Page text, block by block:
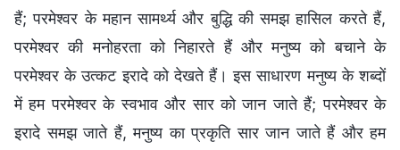
हैं; परमेश्वर के महान सामर्थ्य और बुद्धि की समझ हासिल करते हैं,
परमेश्वर की मनोहरता को निहारते हैं और मनुष्य को बचाने के
परमेश्वर के उत्कट इरादे को देखते हैं। इस साधारण मनुष्य के शब्दों
में हम परमेश्वर के स्वभाव और सार को जान जाते हैं; परमेश्वर के
इरादे समझ जाते हैं, मनुष्य का प्रकृति सार जान जाते हैं और हम